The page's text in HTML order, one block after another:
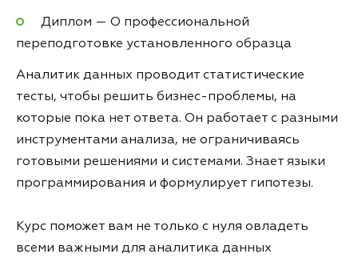
Диплом — О профессиональной
переподготовке установленного образца
Аналитик данных проводит статистические
тесты, чтобы решить бизнес-проблемы, на
которые пока нет ответа. Он работает с разными
инструментами анализа, не ограничиваясь
готовыми решениями и системами. Знает языки
программирования и формулирует гипотезы.
Курс поможет вам не только с нуля овладеть
всеми важными для аналитика данных